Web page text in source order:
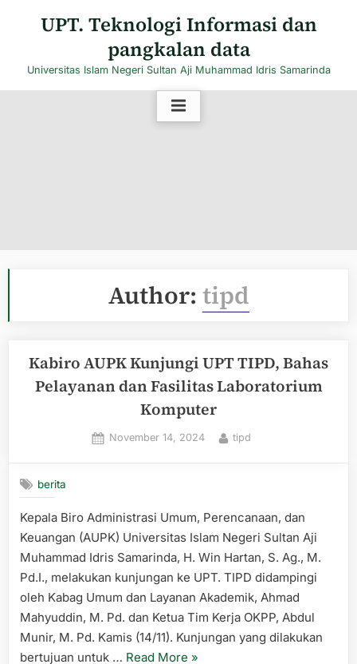
UPT. Teknologi Informasi dan
pangkalan data
Universitas Islam Negeri Sultan Aji Muhammad Idris Samarinda
Author: tipd
Kabiro AUPK Kunjungi UPT TIPD, Bahas
Pelayanan dan Fasilitas Laboratorium
Komputer
Posted
November 14, 2024 By
tipd
berita
Kepala Biro Administrasi Umum, Perencanaan, dan
Keuangan (AUPK) Universitas Islam Negeri Sultan Aji
Muhammad Idris Samarinda, H. Win Hartan, S. Ag., M.
Pd.I., melakukan kunjungan ke UPT. TIPD didampingi
oleh Kabag Umum dan Layanan Akademik, Ahmad
Mahyuddin, M. Pd. dan Ketua Tim Kerja OKPP, Abdul
Munir, M. Pd. Kamis (14/11). Kunjungan yang dilakukan
bertujuan untuk … Read More “Kabiro
»